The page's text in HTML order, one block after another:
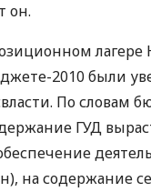
он.
2010 были
По словам
ГУД
на содержание